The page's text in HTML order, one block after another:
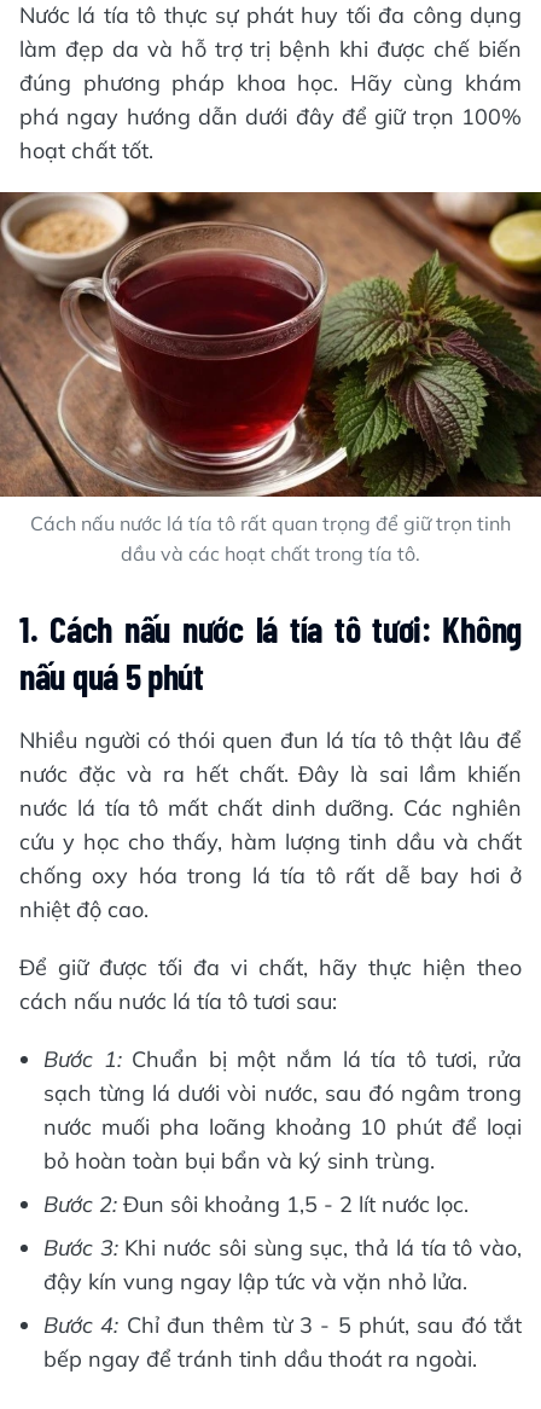
Nước lá tía tô thực sự phát huy tối đa công dụng
làm đẹp da và hỗ trợ trị bệnh khi được chế biến
đúng phương pháp khoa học. Hãy cùng khám
phá ngay hướng dẫn dưới đây để giữ trọn 100%
hoạt chất tốt.
Cách nấu nước lá tía tô rất quan trọng để giữ trọn tinh
dầu và các hoạt chất trong tía tô.
1. Cách nấu nước lá tía tô tươi: Không
nấu quá 5 phút
Nhiều người có thói quen đun lá tía tô thật lâu để
nước đặc và ra hết chất. Đây là sai lầm khiến
nước lá tía tô mất chất dinh dưỡng. Các nghiên
cứu y học cho thấy, hàm lượng tinh dầu và chất
chống oxy hóa trong lá tía tô rất dễ bay hơi ở
nhiệt độ cao.
Để giữ được tối đa vi chất, hãy thực hiện theo
cách nấu nước lá tía tô tươi sau:
Bước 1:Chuẩn bị một nắm lá tía tô tươi, rửa
sạch từng lá dưới vòi nước, sau đó ngâm trong
nước muối pha loãng khoảng 10 phút để loại
bỏ hoàn toàn bụi bẩn và ký sinh trùng.
Bước 2: Đun sôi khoảng 1,5 - 2 lít nước lọc.
Bước 3:Khi nước sôi sùng sục, thả lá tía tô vào,
đậy kín vung ngay lập tức và vặn nhỏ lửa.
Bước 4: Chỉ đun thêm từ 3 - 5 phút, sau đó tắt
bếp ngay để tránh tinh dầu thoát ra ngoài.